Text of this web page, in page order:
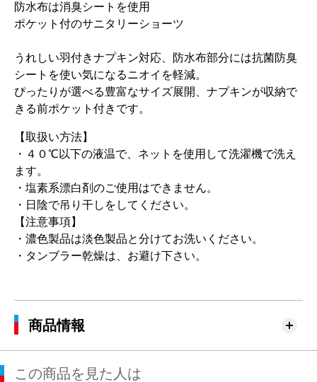
防水布は消臭シートを使用
ポケット付のサニタリーショーツ
うれしい羽付きナプキン対応、防水布部分には抗菌防臭
シートを使い気になるニオイを軽減。
ぴったりが選べる豊富なサイズ展開、ナプキンが収納で
きる前ポケット付きです。
【取扱い方法】
・４０℃以下の液温で、ネットを使用して洗濯機で洗え
ます。
・塩素系漂白剤のご使用はできません。
・日陰で吊り干しをしてください。
【注意事項】
・濃色製品は淡色製品と分けてお洗いください。
・タンブラー乾燥は、お避け下さい。
商品情報
この商品を見た人は